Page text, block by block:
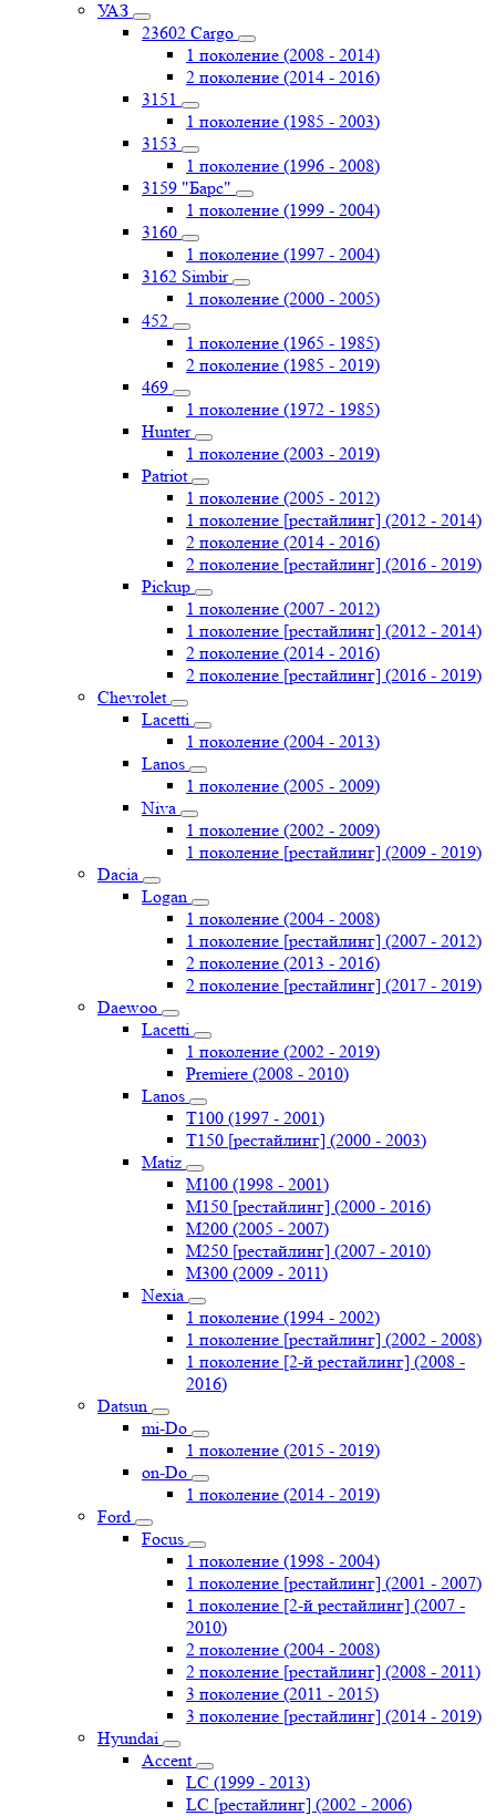
УАЗ
23602 Cargo
1 поколение (2008 - 2014)
2 поколение (2014 - 2016)
3151
1 поколение (1985 - 2003)
3153
1 поколение (1996 - 2008)
3159 "Барс"
1 поколение (1999 - 2004)
3160
1 поколение (1997 - 2004)
3162 Simbir
1 поколение (2000 - 2005)
452
1 поколение (1965 - 1985)
2 поколение (1985 - 2019)
469
1 поколение (1972 - 1985)
Hunter
1 поколение (2003 - 2019)
Patriot
1 поколение (2005 - 2012)
1 поколение [рестайлинг] (2012 - 2014)
2 поколение (2014 - 2016)
2 поколение [рестайлинг] (2016 - 2019)
Pickup
1 поколение (2007 - 2012)
1 поколение [рестайлинг] (2012 - 2014)
2 поколение (2014 - 2016)
2 поколение [рестайлинг] (2016 - 2019)
Chevrolet
Lacetti
1 поколение (2004 - 2013)
Lanos
1 поколение (2005 - 2009)
Niva
1 поколение (2002 - 2009)
1 поколение [рестайлинг] (2009 - 2019)
Dacia
Logan
1 поколение (2004 - 2008)
1 поколение [рестайлинг] (2007 - 2012)
2 поколение (2013 - 2016)
2 поколение [рестайлинг] (2017 - 2019)
Daewoo
Lacetti
1 поколение (2002 - 2019)
Premiere (2008 - 2010)
Lanos
T100 (1997 - 2001)
T150 [рестайлинг] (2000 - 2003)
Matiz
M100 (1998 - 2001)
M150 [рестайлинг] (2000 - 2016)
M200 (2005 - 2007)
M250 [рестайлинг] (2007 - 2010)
M300 (2009 - 2011)
Nexia
1 поколение (1994 - 2002)
1 поколение [рестайлинг] (2002 - 2008)
1 поколение [2-й рестайлинг] (2008 -
2016)
Datsun
mi-Do
1 поколение (2015 - 2019)
on-Do
1 поколение (2014 - 2019)
Ford
Focus
1 поколение (1998 - 2004)
1 поколение [рестайлинг] (2001 - 2007)
1 поколение [2-й рестайлинг] (2007 -
2010)
2 поколение (2004 - 2008)
2 поколение [рестайлинг] (2008 - 2011)
3 поколение (2011 - 2015)
3 поколение [рестайлинг] (2014 - 2019)
Hyundai
Accent
LC (1999 - 2013)
LC [рестайлинг] (2002 - 2006)